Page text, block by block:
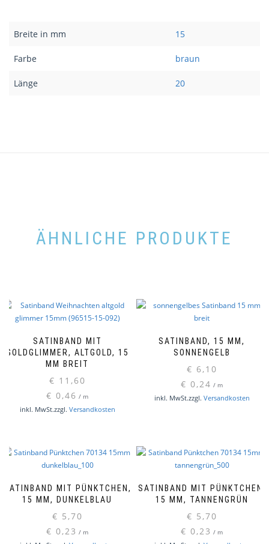
Breite in mm 15
Farbe braun
Länge 20
ÄHNLICHE PRODUKTE
SATINBAND MIT
GOLDGLIMMER, ALTGOLD, 15
MM BREIT
€ 11,60
€ 0,46 / m
inkl. MwSt.zzgl. Versandkosten
SATINBAND, 15 MM,
SONNENGELB
€ 6,10
€ 0,24 / m
inkl. MwSt.zzgl. Versandkosten
SATINBAND MIT PÜNKTCHEN,
15 MM, DUNKELBLAU
€ 5,70
€ 0,23 / m
SATINBAND MIT PÜNKTCHEN,
15 MM, TANNENGRÜN
€ 5,70
€ 0,23 / m